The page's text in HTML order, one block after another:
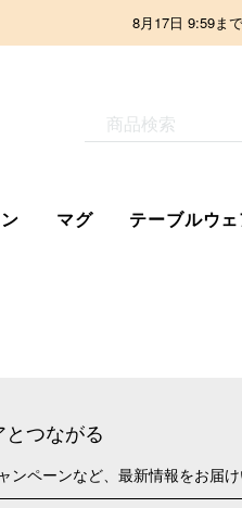
8月17日 9:59ま
マグ テーブルウ
つながる
ンペーンなど、最新情報をお届